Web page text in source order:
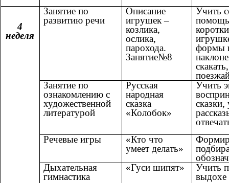
4
неделя
Занятие по
развитию речи
Описание
игрушек –
козлика,
ослика,
парохода.
Занятие№8
Учить
формы
Занятие по
ознакомлению с
художественной
литературой
Русская
народная
сказка
«Колобок»
Учить
сказки,
Речевые игры
«Кто что
умеет делать»
Дыхательная
гимнастика
«Гуси шипят»
Учить